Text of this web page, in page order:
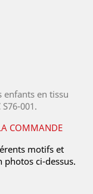
enfants en tissu
001.
COMMANDE
motifs et
photos ci-dessus.